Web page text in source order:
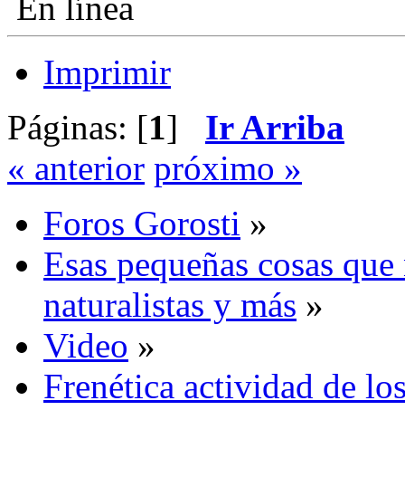
En línea
Imprimir
Páginas: [1] Ir Arriba
« anterior próximo »
Foros Gorosti »
Esas pequeñas cosas
naturalistas y más »
Video »
Frenética actividad de